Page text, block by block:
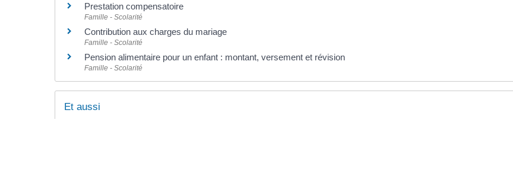
Prestation compensatoire
Famille - Scolarité
Contribution aux charges du mariage
Famille - Scolarité
Pension alimentaire pour un enfant : montant, versement et révision
Famille - Scolarité
Et aussi